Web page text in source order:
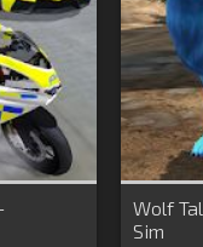
Wolf
Sim